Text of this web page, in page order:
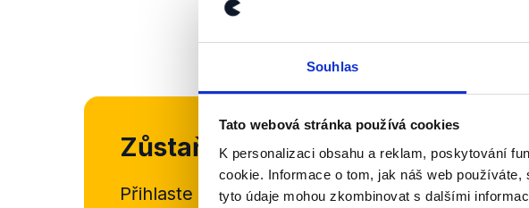
Souhlas
Tato webová stránka používá cookies
K personalizaci obsahu a reklam, poskytování
cookie. Informace o tom, jak náš web
tyto údaje mohou zkombinovat s dalšími
Zůstaňme v kontaktu
Přihlaste se k odběru našehonewsletteru nebo